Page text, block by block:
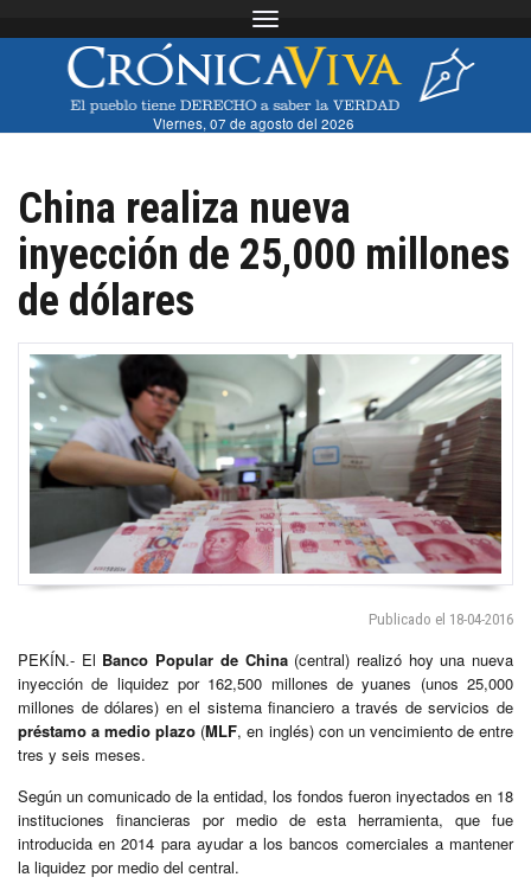
Toggle navigation
Viernes, 07 de agosto del 2026
China realiza nueva
inyección de 25,000 millones
de dólares
Publicado el 18-04-2016
PEKÍN.- El Banco Popular de China(central) realizó hoy una nueva
inyección de liquidez por 162,500 millones de yuanes (unos 25,000
millones de dólares) en el sistema financiero a través de servicios de
préstamo a medio plazo (MLF, en inglés) con un vencimiento de entre
tres y seis meses.
Según un comunicado de la entidad, los fondos fueron inyectados en 18
instituciones financieras por medio de esta herramienta, que fue
introducida en 2014 para ayudar a los bancos comerciales a mantener
la liquidez por medio del central.